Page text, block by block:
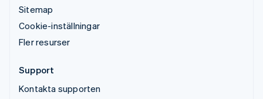
Sitemap
Cookie-inställningar
Fler resurser
Support
Kontakta supporten